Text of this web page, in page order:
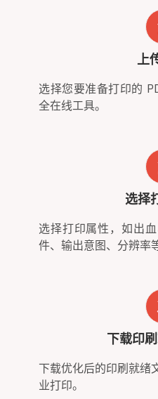
上
选择您要准备打印的
全在线工具。
选择
选择打印属性，如出
件、输出意图、分辨率
下载印刷
下载优化后的印刷就绪
业打印。